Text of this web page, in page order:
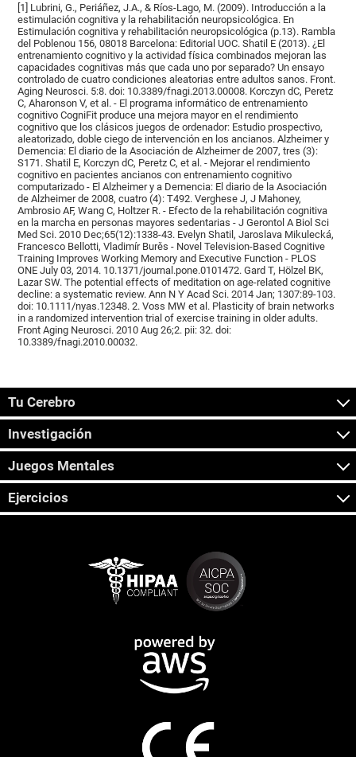
[1] Lubrini, G., Periáñez, J.A., & Ríos-Lago, M. (2009). Introducción a la
estimulación cognitiva y la rehabilitación neuropsicológica. En
Estimulación cognitiva y rehabilitación neuropsicológica (p.13). Rambla
del Poblenou 156, 08018 Barcelona: Editorial UOC. Shatil E (2013). ¿El
entrenamiento cognitivo y la actividad física combinados mejoran las
capacidades cognitivas más que cada uno por separado? Un ensayo
controlado de cuatro condiciones aleatorias entre adultos sanos. Front.
Aging Neurosci. 5:8. doi: 10.3389/fnagi.2013.00008. Korczyn dC, Peretz
C, Aharonson V, et al. - El programa informático de entrenamiento
cognitivo CogniFit produce una mejora mayor en el rendimiento
cognitivo que los clásicos juegos de ordenador: Estudio prospectivo,
aleatorizado, doble ciego de intervención en los ancianos. Alzheimer y
Demencia: El diario de la Asociación de Alzheimer de 2007, tres (3):
S171. Shatil E, Korczyn dC, Peretz C, et al. - Mejorar el rendimiento
cognitivo en pacientes ancianos con entrenamiento cognitivo
computarizado - El Alzheimer y a Demencia: El diario de la Asociación
de Alzheimer de 2008, cuatro (4): T492. Verghese J, J Mahoney,
Ambrosio AF, Wang C, Holtzer R. - Efecto de la rehabilitación cognitiva
en la marcha en personas mayores sedentarias - J Gerontol A Biol Sci
Med Sci. 2010 Dec;65(12):1338-43. Evelyn Shatil, Jaroslava Mikulecká,
Francesco Bellotti, Vladimír Burěs - Novel Television-Based Cognitive
Training Improves Working Memory and Executive Function - PLOS
ONE July 03, 2014. 10.1371/journal.pone.0101472. Gard T, Hölzel BK,
Lazar SW. The potential effects of meditation on age-related cognitive
decline: a systematic review. Ann N Y Acad Sci. 2014 Jan; 1307:89-103.
doi: 10.1111/nyas.12348. 2. Voss MW et al. Plasticity of brain networks
in a randomized intervention trial of exercise training in older adults.
Front Aging Neurosci. 2010 Aug 26;2. pii: 32. doi:
10.3389/fnagi.2010.00032.
Tu Cerebro
Investigación
Juegos Mentales
Ejercicios